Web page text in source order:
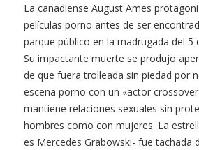
La canadiense August Ames
películas porno antes de ser
parque público en la madrugada del 5
Su impactante muerte se produjo
de que fuera trolleada sin piedad por
escena porno con un «actor
mantiene relaciones sexuales sin
hombres como con mujeres. La
es Mercedes Grabowski- fue tachada